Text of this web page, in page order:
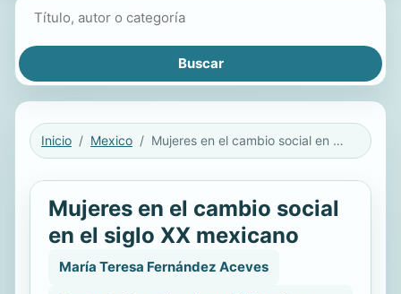
Inicio Mexico Mujeres en el cambio social en el siglo XX mexicano
Mujeres en el cambio social
en el siglo XX mexicano
María Teresa Fernández Aceves